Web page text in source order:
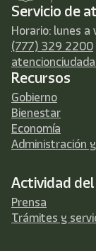
Servicio de
Horario: lunes a
(777) 329 2200
Recursos
Gobierno
Bienestar
Economía
Administración
Actividad
Prensa
Trámites y